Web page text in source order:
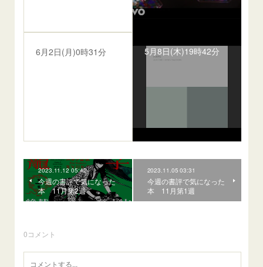
6月2日(月)0時31分 5月8日(木)19時42分
2023.11.12 05:42
今週の書評で気になった
本 11月第2週
2023.11.05 03:31
今週の書評で気になった
本 11月第1週
0コメント